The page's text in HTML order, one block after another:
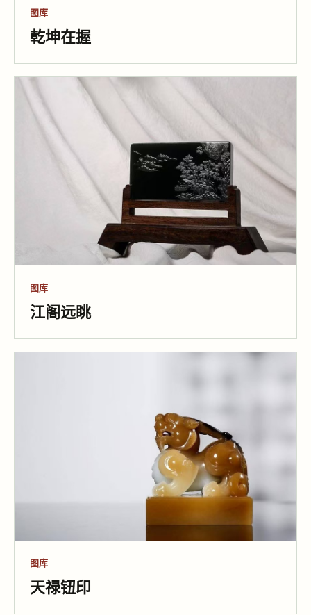
图库
乾坤在握
图库
江阁远眺
图库
天禄钮印